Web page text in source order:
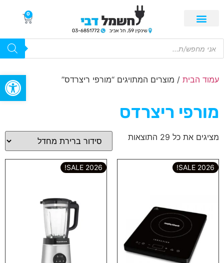
פתח
0
עמוד הבית / מוצרים המתויגים “מורפי ריצרדס”
מורפי ריצרדס
מציגים את כל ⁦29⁩ התוצאות
2026 SALE!
2026 SALE!